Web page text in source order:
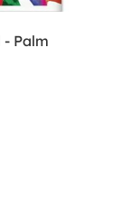
Palm